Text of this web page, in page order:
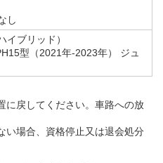
し
イブリッド）
型（2021年-2023年） ジュ
に戻してください。車路への放
場合、資格停止又は退会処分